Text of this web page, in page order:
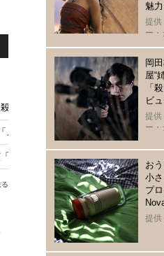
し屋たちの店 2」 イ・ドンウクらと撮
イド・イン・コリア 2」9月9日配信
し屋たちの店２」3・4話ビハインド
魅
提供
ー・
岡
屋“
「
ビ
提供
ー・
お
小
プ
提供